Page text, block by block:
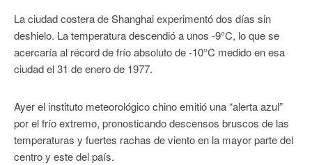
La ciudad costera de Shanghai experimentó dos días sin
deshielo. La temperatura descendió a unos -9°C, lo que se
acercaría al récord de frío absoluto de -10°C medido en esa
ciudad el 31 de enero de 1977.
Ayer el instituto meteorológico chino emitió una “alerta azul”
por el frío extremo, pronosticando descensos bruscos de las
temperaturas y fuertes rachas de viento en la mayor parte del
centro y este del país.